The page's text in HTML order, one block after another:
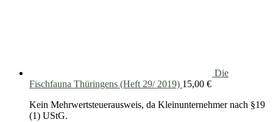
Die
Fischfauna Thüringens (Heft 29/ 2019) 15,00 €
Kein Mehrwertsteuerausweis, da Kleinunternehmer nach §19
(1) UStG.